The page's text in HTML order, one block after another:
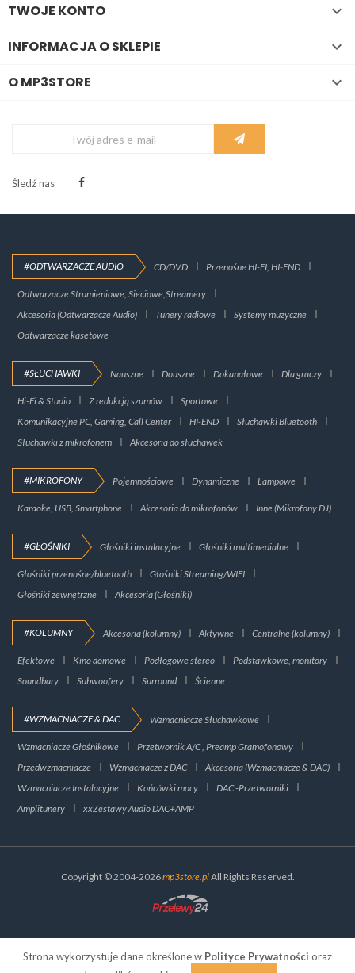
TWOJE KONTO 
INFORMACJA O SKLEPIE 
O MP3STORE 
Śledź nas
#ODTWARZACZE AUDIO CD/DVD Przenośne HI-FI, HI-END
Odtwarzacze Strumieniowe, Sieciowe,Streamery
Akcesoria (Odtwarzacze Audio)
Tunery radiowe
Systemy muzyczne
Odtwarzacze kasetowe
#SŁUCHAWKI Nauszne Douszne Dokanałowe Dla graczy
Hi-Fi & Studio Z redukcją szumów
Sportowe
Komunikacyjne PC, Gaming, Call Center
HI-END
Słuchawki Bluetooth
Słuchawki z mikrofonem
Akcesoria do słuchawek
#MIKROFONY Pojemnościowe Dynamiczne Lampowe
Karaoke, USB, Smartphone Akcesoria do mikrofonów Inne (Mikrofony DJ)
#GŁOŚNIKI Głośniki instalacyjne Głośniki multimedialne
Głośniki przenośne/bluetooth
Głośniki Streaming/WIFI
Głośniki zewnętrzne
Akcesoria (Głośniki)
#KOLUMNY Akcesoria (kolumny) Aktywne Centralne (kolumny)
Efektowe Kino domowe Podłogowe stereo
Podstawkowe, monitory
Soundbary
Subwoofery Surround Ścienne
#WZMACNIACZE & DAC Wzmacniacze Słuchawkowe
Wzmacniacze Głośnikowe
Przetwornik A/C , Preamp Gramofonowy
Przedwzmacniacze
Wzmacniacze z DAC
Akcesoria (Wzmacniacze & DAC)
Wzmacniacze Instalacyjne
Końcówki mocy
DAC -Przetworniki
Amplitunery
xxZestawy Audio DAC+AMP
Copyright © 2004-2026mp3store.plAll Rights Reserved.
Strona wykorzystuje dane określone w Polityce Prywatności oraz